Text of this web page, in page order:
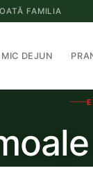
FAMILIA
MIC DEJUN